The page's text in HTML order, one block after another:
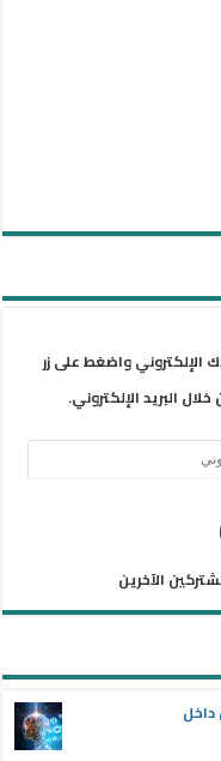
الإلكتروني واضغط على زر
البريد الإلكتروني.
داخل